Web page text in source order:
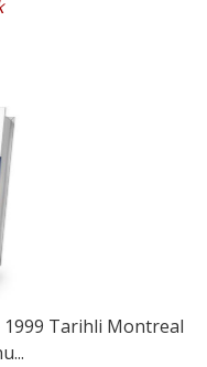
1999 Tarihli Montreal